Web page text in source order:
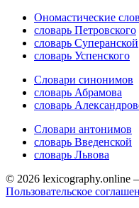
Ономастические
словарь Петровского
словарь Суперанской
словарь Успенского
Словари синонимов
словарь Абрамова
словарь
Словари антонимов
словарь Введенской
словарь Львова
© 2026 lexicography.online
Пользовательское